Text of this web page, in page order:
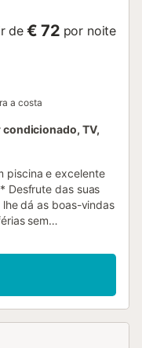
de € 72 por noite
a costa
TV,
piscina e excelente
Desfrute das suas
dá as boas-vindas
sem
junto à salamandra a
terraço junto à
faça um
atração especial